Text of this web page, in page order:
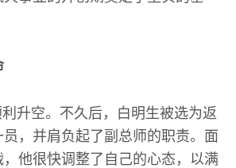
利升空。不久后，白明生被选为返
，并肩负起了副总师的职责。面
他很快调整了自己的心态，以满